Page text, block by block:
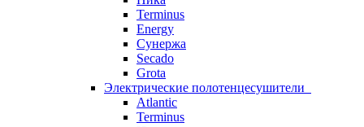
Terminus
Energy
Сунержа
Secado
Grota
Электрические полотенцесушители
Atlantic
Terminus